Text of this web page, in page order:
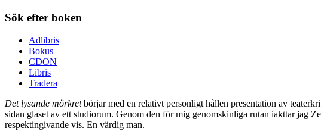
Sök efter boken
Adlibris
Bokus
CDON
Libris
Tradera
Det lysande mörkretbörjar med en relativt personligt hållen presentation av
sidan glaset av ett studiorum. Genom den för mig genomskinliga rutan iakttar jag
respektingivande vis. En värdig man.